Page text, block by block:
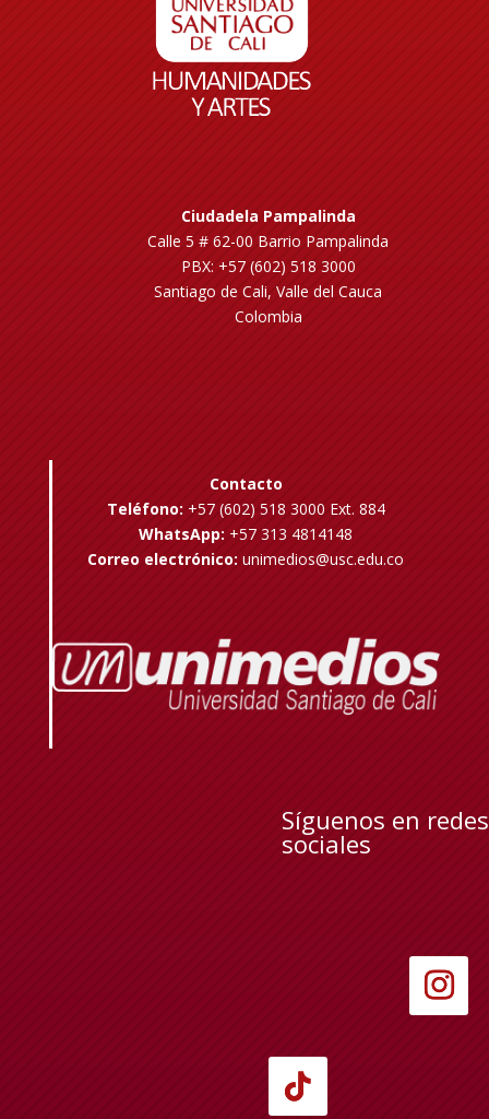
Ciudadela Pampalinda
Calle 5 # 62-00 Barrio Pampalinda
PBX: +57 (602) 518 3000
Santiago de Cali, Valle del Cauca
Colombia
Contacto
Teléfono: +57 (602) 518 3000 Ext. 884
WhatsApp: +57 313 4814148
Correo electrónico: unimedios@usc.edu.co
Síguenos en redes
sociales